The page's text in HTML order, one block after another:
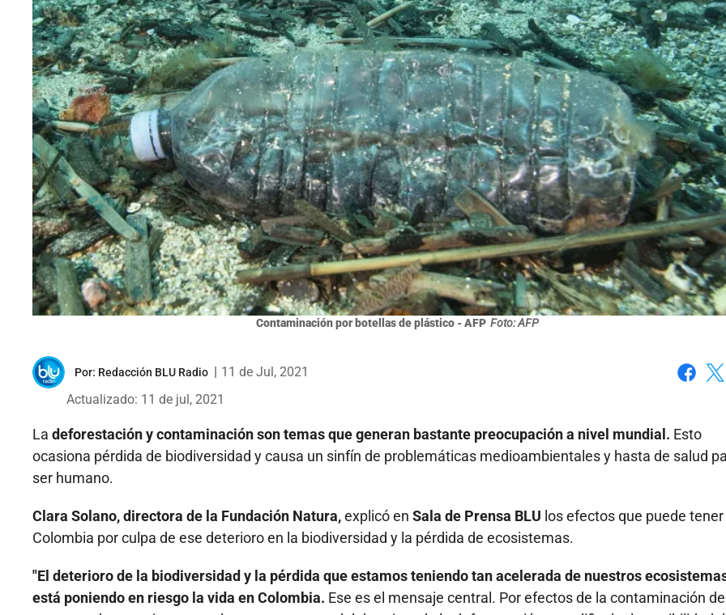
Contaminación por botellas de plástico - AFP Foto: AFP
Por: Redacción BLU Radio
11 de Jul, 2021
Actualizado: 11 de jul, 2021
La deforestación y contaminación son temas que generan bastante preocupación a nivel mundial. Esto
ocasiona pérdida de biodiversidad y causa un sinfín de problemáticas medioambientales y hasta de salud
ser humano.
Clara Solano, directora de la Fundación Natura,explicó en Sala de Prensa BLU los efectos que puede tener
Colombia por culpa de ese deterioro en la biodiversidad y la pérdida de ecosistemas.
"El deterioro de la biodiversidad y la pérdida que estamos teniendo tan acelerada de nuestros
está poniendo en riesgo la vida en Colombia. Ese es el mensaje central. Por efectos de la contaminación